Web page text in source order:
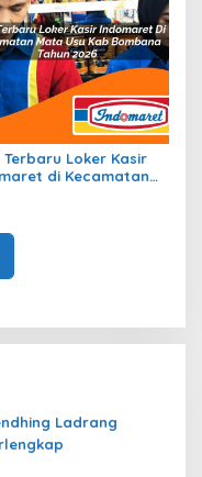
Terbaru Loker Kasir
di Kecamatan
Ladrang